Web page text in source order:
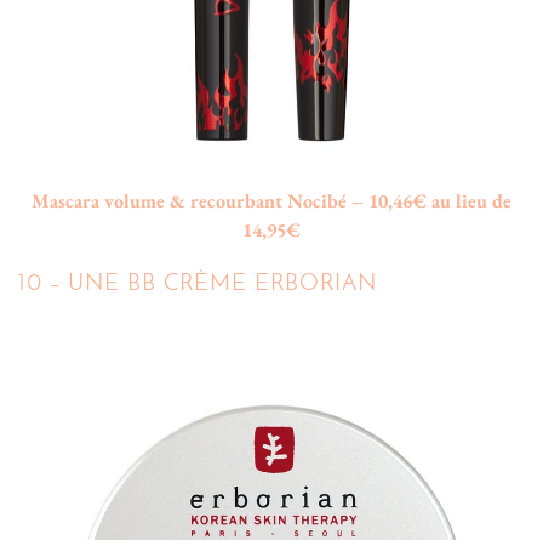
Mascara volume & recourbant Nocibé – 10,46€ au lieu de
14,95€
10 – UNE BB CRÈME ERBORIAN